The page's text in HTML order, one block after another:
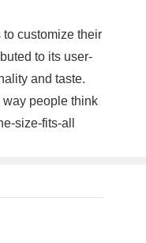
customize their
to its user-
and taste.
way people think
size-fits-all